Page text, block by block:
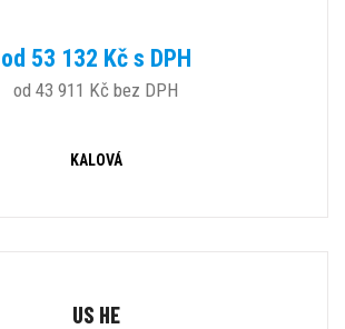
od 53 132 Kč s DPH
od 43 911 Kč bez DPH
KALOVÁ
US HE